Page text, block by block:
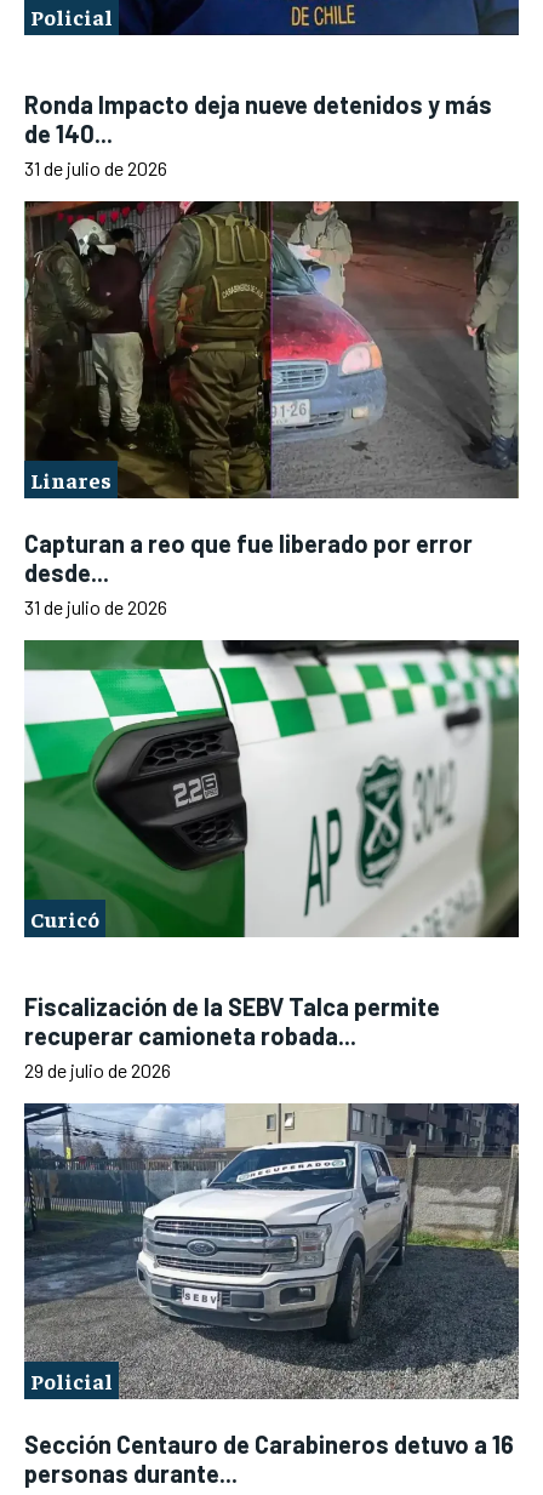
Policial
Ronda Impacto deja nueve detenidos y más
de 140...
31 de julio de 2026
Linares
Capturan a reo que fue liberado por error
desde...
31 de julio de 2026
Curicó
Fiscalización de la SEBV Talca permite
recuperar camioneta robada...
29 de julio de 2026
Policial
Sección Centauro de Carabineros detuvo a 16
personas durante...